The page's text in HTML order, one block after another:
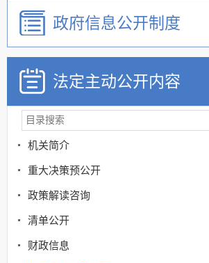
政府信息公开制度
法定主动公开内容
机关简介
重大决策预公开
政策解读咨询
清单公开
财政信息